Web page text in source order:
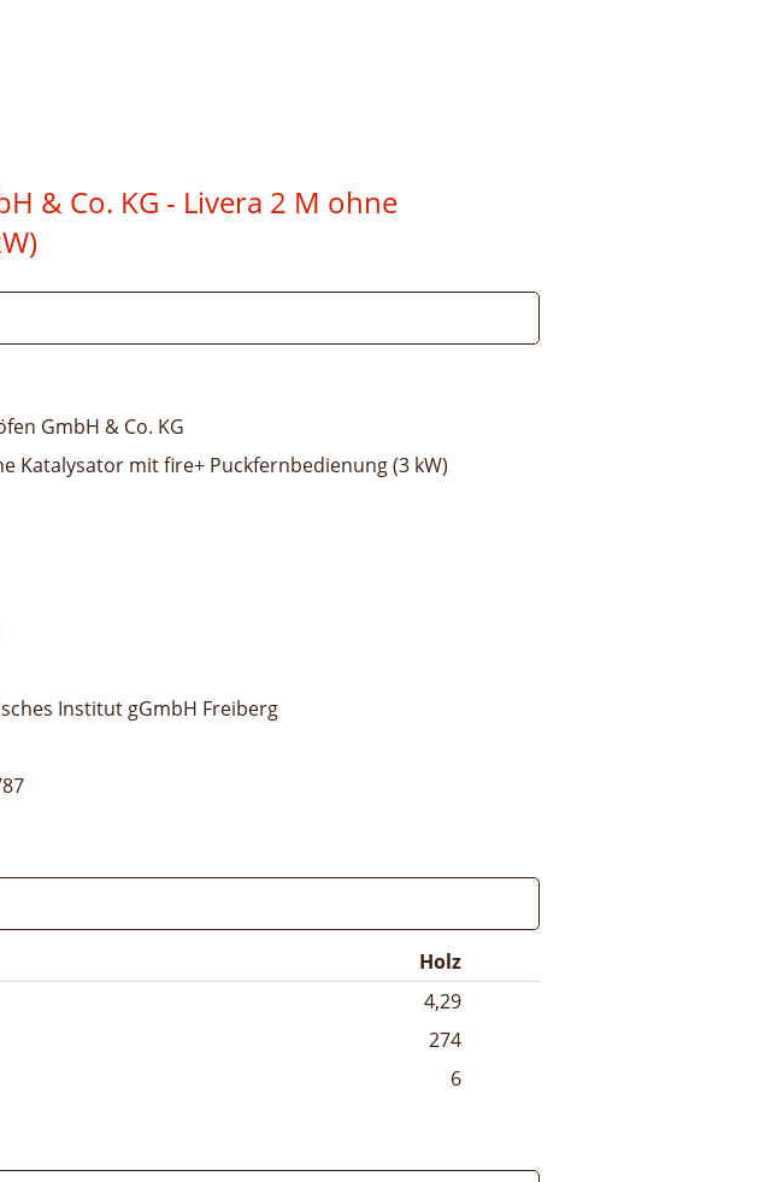
& Co. KG - Livera 2 M ohne
GmbH & Co. KG
Katalysator mit fire+ Puckfernbedienung (3 kW)
Institut gGmbH Freiberg
Holz
4,29
274
6